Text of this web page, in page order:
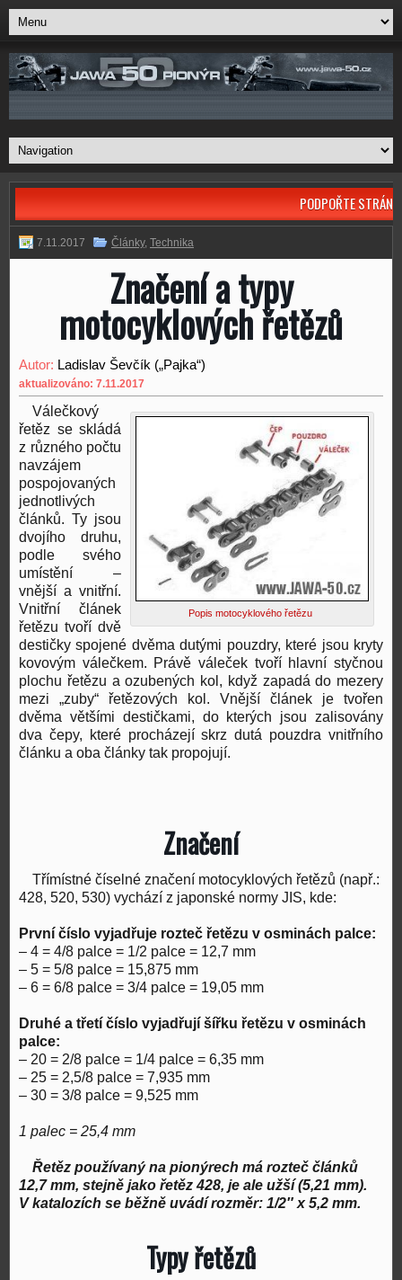
PODPOŘTE
7.11.2017 Články, Technika
Značení a typy
motocyklových řetězů
Autor: Ladislav Ševčík („Pajka“)
aktualizováno: 7.11.2017
Popis motocyklového řetězu
Válečkový
řetěz se skládá
z různého počtu
navzájem
pospojovaných
jednotlivých
článků. Ty jsou
dvojího druhu,
podle svého
umístění –
vnější a vnitřní.
Vnitřní článek
řetězu tvoří dvě
destičky spojené dvěma dutými pouzdry, které jsou kryty
kovovým válečkem. Právě váleček tvoří hlavní styčnou
plochu řetězu a ozubených kol, když zapadá do mezery
mezi „zuby“ řetězových kol. Vnější článek je tvořen
dvěma většími destičkami, do kterých jsou zalisovány
dva čepy, které procházejí skrz dutá pouzdra vnitřního
článku a oba články tak propojují.
Značení
Třímístné číselné značení motocyklových řetězů (např.:
428, 520, 530) vychází z japonské normy JIS, kde:
První číslo vyjadřuje rozteč řetězu v osminách palce:
– 4 = 4/8 palce = 1/2 palce = 12,7 mm
– 5 = 5/8 palce = 15,875 mm
– 6 = 6/8 palce = 3/4 palce = 19,05 mm
Druhé a třetí číslo vyjadřují šířku řetězu v osminách
palce:
– 20 = 2/8 palce = 1/4 palce = 6,35 mm
– 25 = 2,5/8 palce = 7,935 mm
– 30 = 3/8 palce = 9,525 mm
1 palec = 25,4 mm
Řetěz používaný na pionýrech má rozteč článků
12,7 mm, stejně jako řetěz 428, je ale užší (5,21 mm).
V katalozích se běžně uvádí rozměr: 1/2″ x 5,2 mm.
Typy řetězů